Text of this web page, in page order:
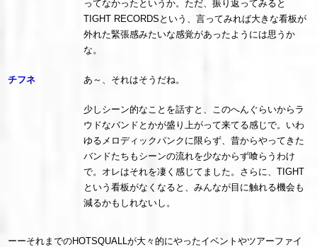
ってなかったというか。ただ、振り返ってみると
TIGHT RECORDSという、言ってみれば大きな看板が
外れた緊張感みたいな感覚があったようには思うか
な。
あ～、それはそうだね。
チフネ
少しシーン的なことを話すと、このへんぐらいからラ
ウドなバンドとかが盛り上がって来てる感じで。いわ
ゆるメロディックパンクに限らず、昔からやってきた
バンドたちもシーンの流れを少なからず喰らうわけ
で。オレはそれを凄く感じてました。さらに、TIGHT
という看板がなくなると、みんなが目に触れる機会も
減るかもしれないし。
ーーそれまでのHOTSQUALLが大々的にやったイベントやツアーファイ